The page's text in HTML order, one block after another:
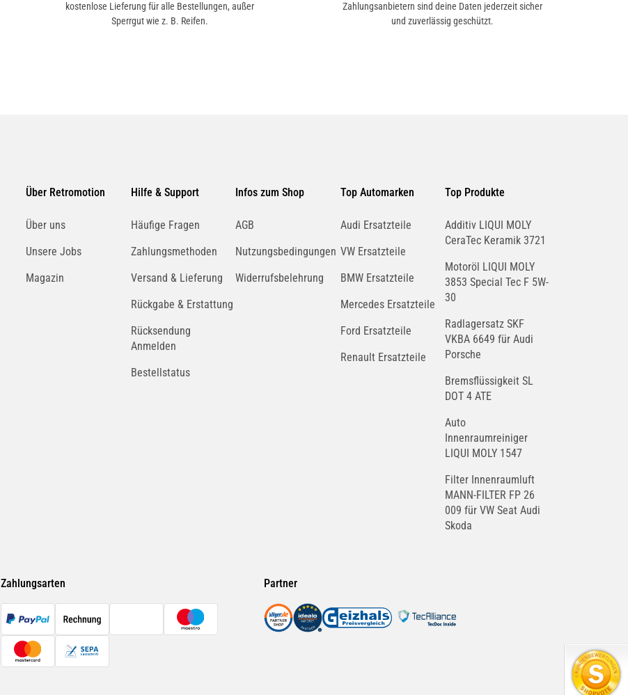
kostenlose Lieferung für alle Bestellungen, außer
Sperrgut wie z. B. Reifen.
Zahlungsanbietern sind deine Daten jederzeit sicher
und zuverlässig geschützt.
Über Retromotion
Über uns
Unsere Jobs
Magazin
Hilfe & Support
Häufige Fragen
Zahlungsmethoden
Versand & Lieferung
Rückgabe & Erstattung
Rücksendung
Anmelden
Bestellstatus
Infos zum Shop
AGB
Nutzungsbedingungen
Widerrufsbelehrung
Top Automarken
Audi Ersatzteile
VW Ersatzteile
BMW Ersatzteile
Mercedes Ersatzteile
Ford Ersatzteile
Renault Ersatzteile
Top Produkte
Additiv LIQUI MOLY
CeraTec Keramik 3721
Motoröl LIQUI MOLY
3853 Special Tec F 5W-
30
Radlagersatz SKF
VKBA 6649 für Audi
Porsche
Bremsflüssigkeit SL
DOT 4 ATE
Auto
Innenraumreiniger
LIQUI MOLY 1547
Filter Innenraumluft
MANN-FILTER FP 26
009 für VW Seat Audi
Skoda
Zahlungsarten Partner